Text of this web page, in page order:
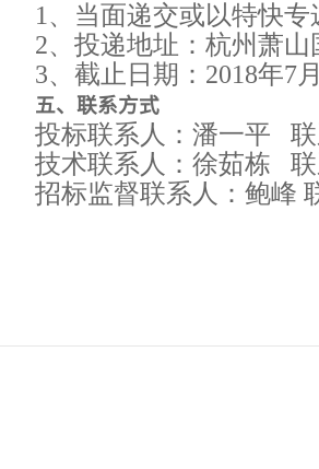
1、当面递交或以特快
2、投递地址：杭州萧
3、截止日期：2018年7月
五、联系方式
投标联系人：潘一平
技术联系人：徐茹栋
招标监督联系人：鲍峰